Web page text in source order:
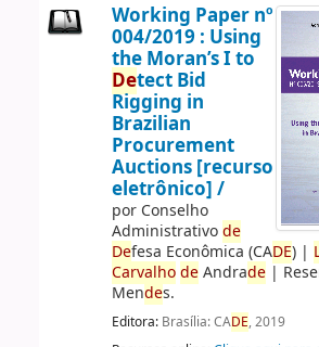
Working Paper nº
004/2019 : Using
the Moran’s I to
Detect Bid
Rigging in
Brazilian
Procurement
Auctions [recurso
eletrônico] /
por Conselho
Administrativode
Defesa Econômica (CADE)|
Carvalho deAndrade|
Mendes.
Editora: Brasília: CADE, 2019